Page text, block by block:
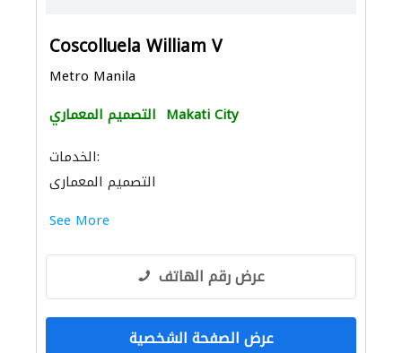
Coscolluela William V
Metro Manila
التصميم المعماري Makati City
الخدمات:
التصميم المعماري
See More
عرض رقم الهاتف
عرض الصفحة الشخصية